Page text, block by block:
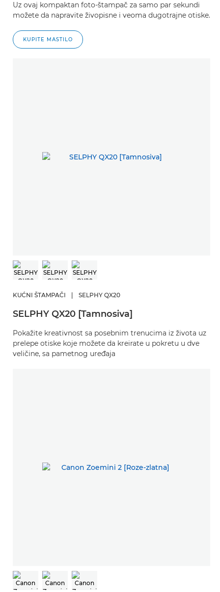
Uz ovaj kompaktan foto-štampač za samo par sekundi
možete da napravite živopisne i veoma dugotrajne otiske.
KUPITE MASTILO
KUĆNI ŠTAMPAČI SELPHY QX20
SELPHY QX20 [Tamnosiva]
Pokažite kreativnost sa posebnim trenucima iz života uz
prelepe otiske koje možete da kreirate u pokretu u dve
veličine, sa pametnog uređaja